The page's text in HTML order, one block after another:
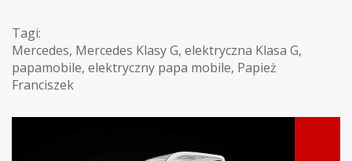
Tagi:
Mercedes, Mercedes Klasy G, elektryczna Klasa G,
papamobile, elektryczny papa mobile, Papież
Franciszek